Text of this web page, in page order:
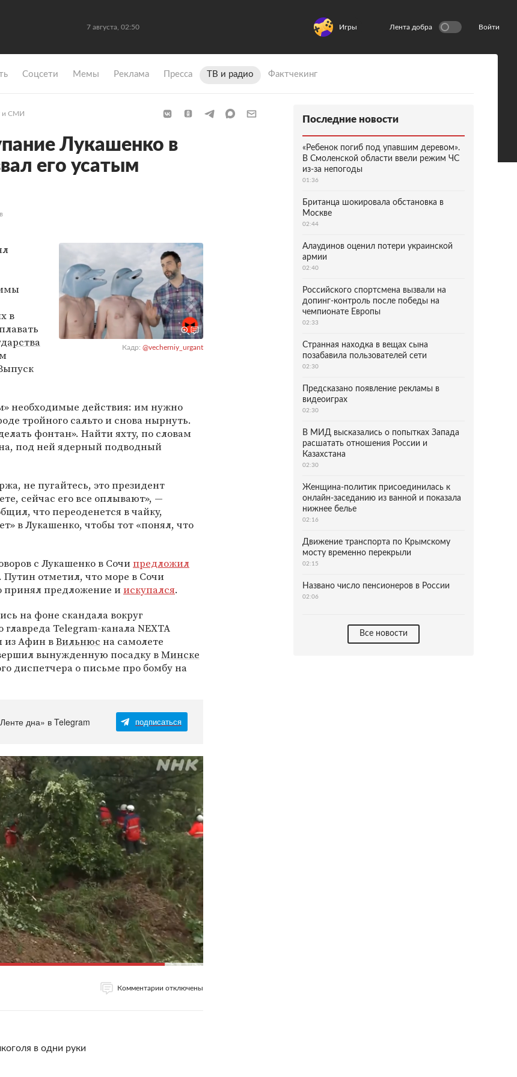
7 августа, 02:50 Игры Лента добра Войти
Coцсети Мемы Реклама Пресса ТВ и радио Фактчекинг
и СМИ
Лукашенко в
его усатым
Кадр: @vecherniy_urgant
в
необходимые действия: им нужно
тройного сальто и снова нырнуть.
фонтан». Найти яхту, по словам
под ней ядерный подводный
не пугайтесь, это президент
сейчас его все оплывают», —
что переоденется в чайку,
в Лукашенко, чтобы тот «понял, что
с Лукашенко в Сочипредложил
Путин отметил, что море в Сочи
принял предложение иискупался.
на фоне скандала вокруг
Telegram-канала NEXTA
из Афин вВильнюс на самолете
вынужденную посадку вМинске
диспетчера о письме про бомбу на
дна» в Telegram подписаться
Комментарии отключены
в одни руки
Последние новости
«Ребенок погиб под упавшим деревом».
В Смоленской области ввели режим ЧС
из-за непогоды
01:36
Британца шокировала обстановка в
Москве
02:44
Алаудинов оценил потери украинской
армии
02:40
Российского спортсмена вызвали на
допинг-контроль после победы на
чемпионате Европы
02:33
Странная находка в вещах сына
позабавила пользователей сети
02:30
Предсказано появление рекламы в
видеоиграх
02:30
В МИД высказались о попытках Запада
расшатать отношения России и
Казахстана
02:30
Женщина-политик присоединилась к
онлайн-заседанию из ванной и показала
нижнее белье
02:16
Движение транспорта по Крымскому
мосту временно перекрыли
02:15
Названо число пенсионеров в России
02:06
Все новости